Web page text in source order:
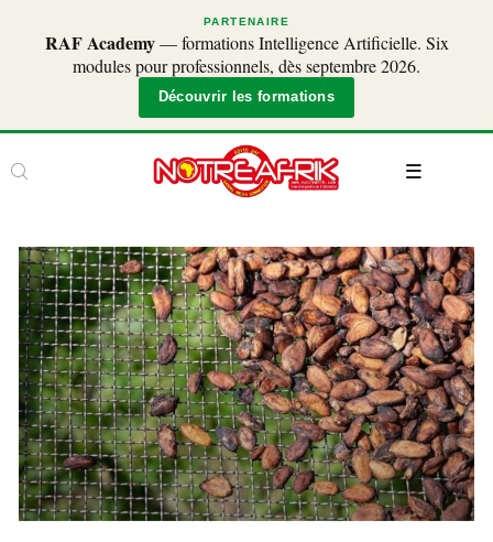
PARTENAIRE
RAF Academy— formations Intelligence Artificielle. Six
modules pour professionnels, dès septembre 2026.
Découvrir les formations